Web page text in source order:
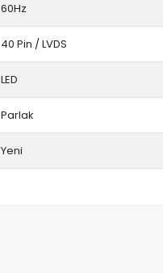
60Hz
40 Pin / LVDS
LED
Parlak
Yeni